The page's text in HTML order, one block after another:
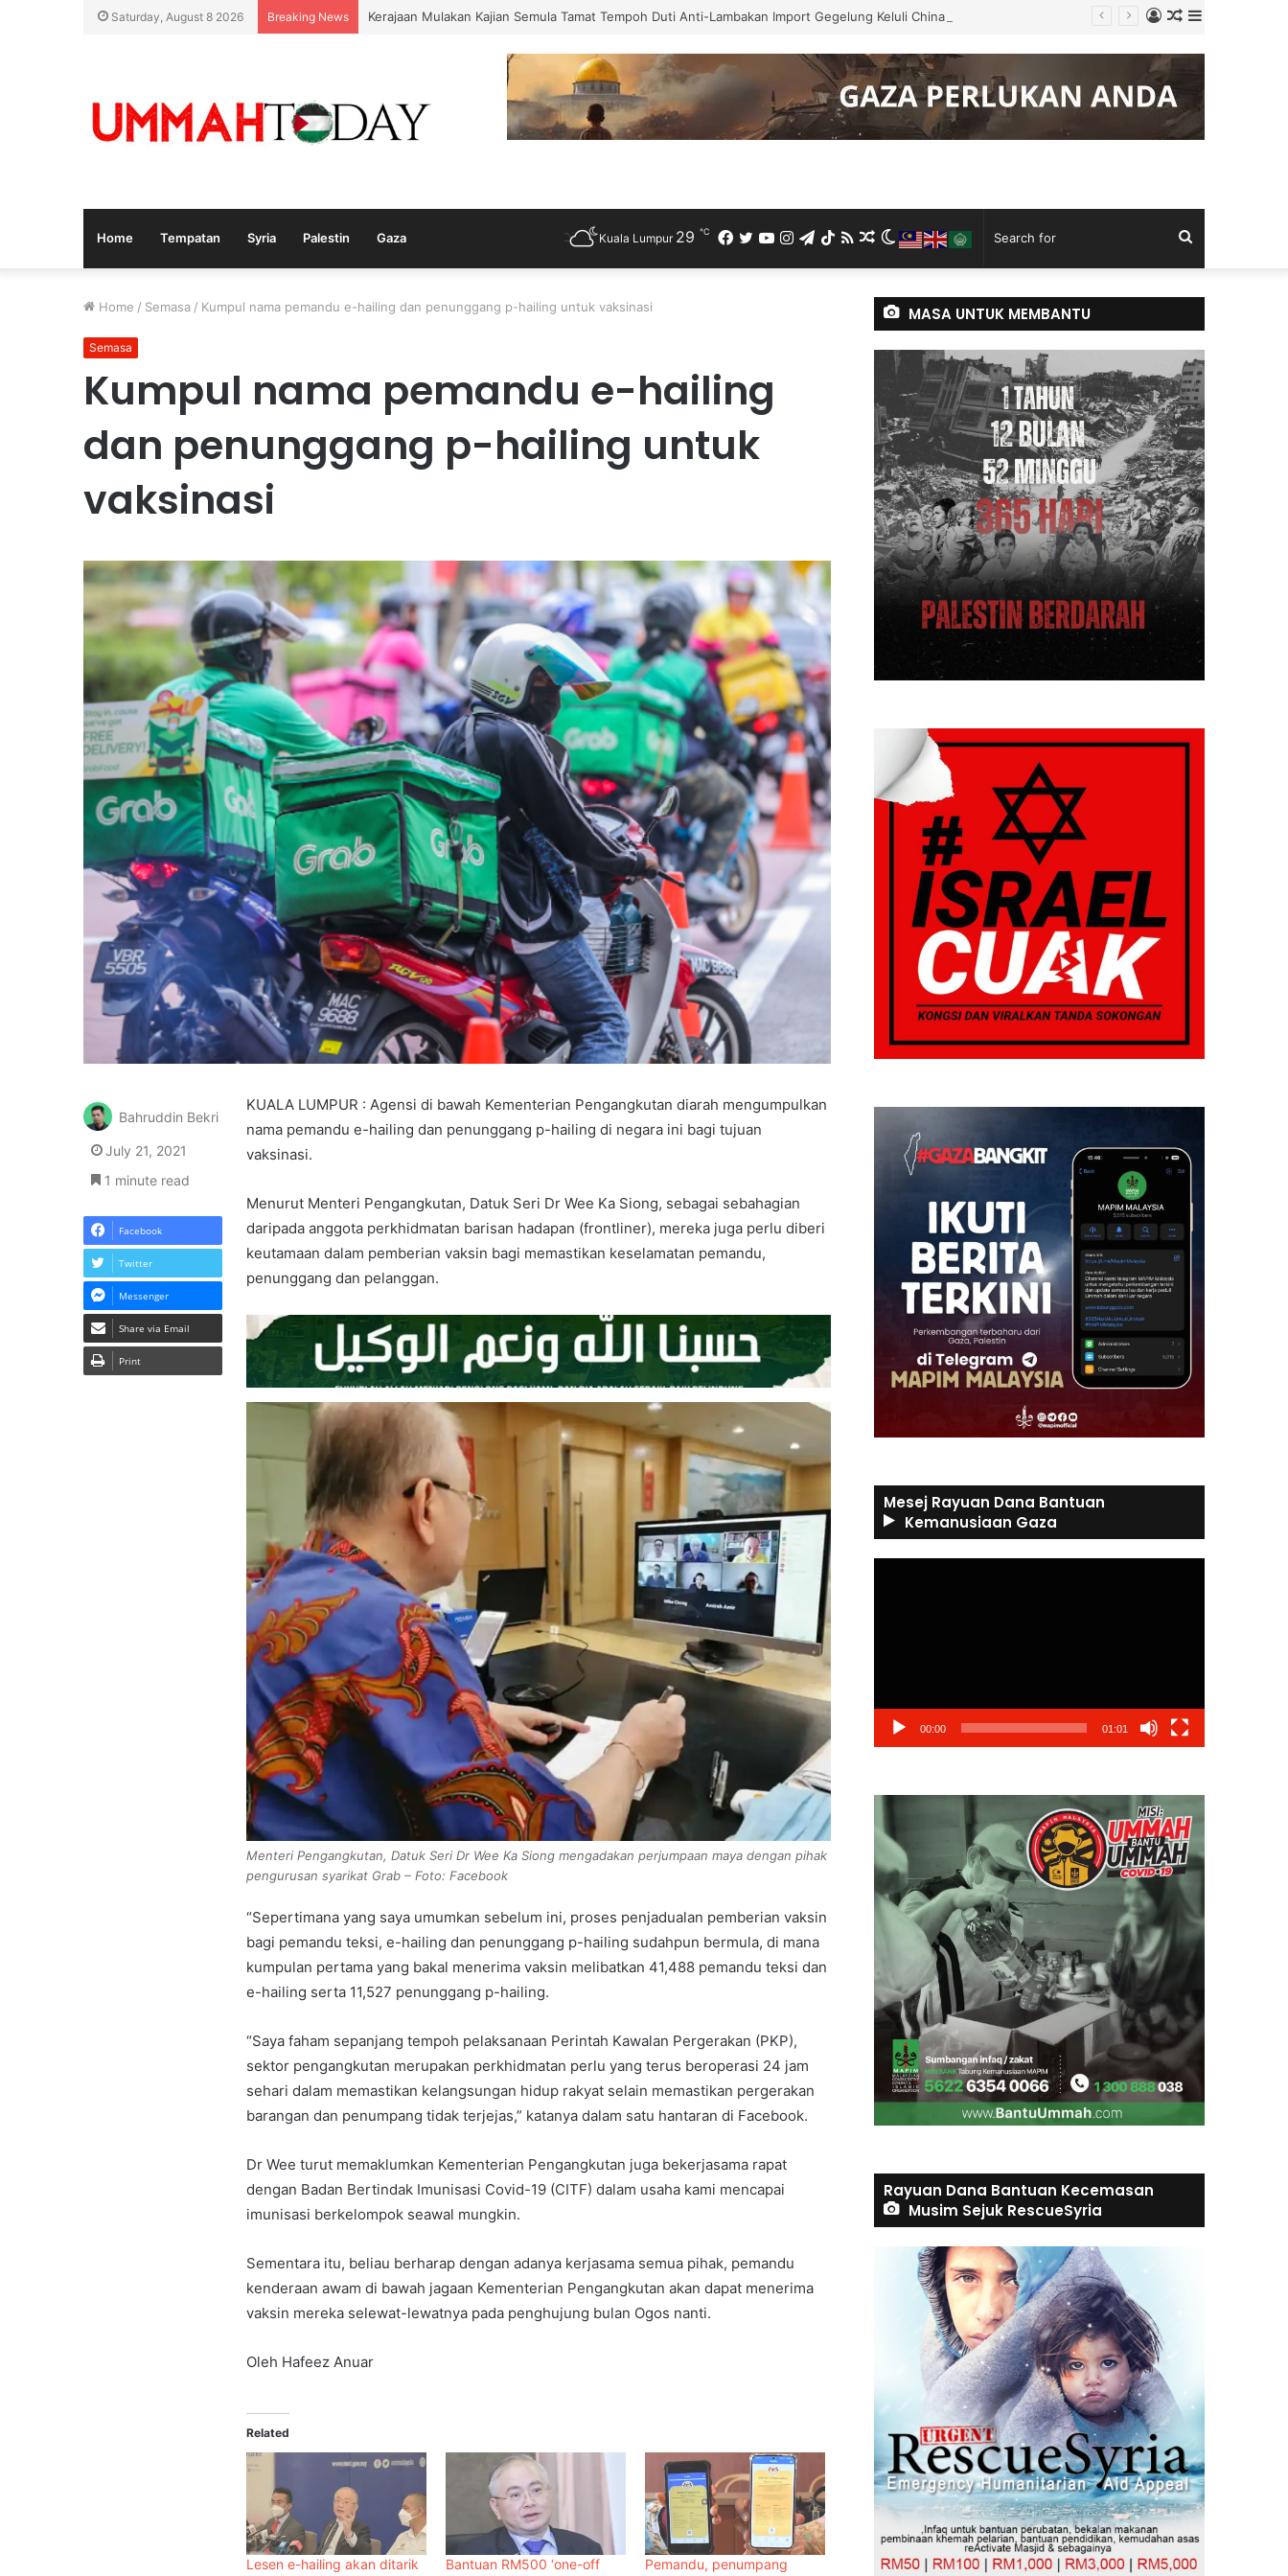
Saturday, August 8 2026 Breaking News Kerajaan Mulakan Kajian Semula Tamat Tempoh Duti Anti-Lambakan Import Gegelung Keluli China, Vietnam
Random
Article
Log
In
Home Tempatan Syria Palestin Gaza
for
Switch
skin
Random
Article
RSS
TikTok
Telegram
Instagram
YouTube
Twitter
Facebook
Kuala Lumpur 29 ℃
Home / Semasa / Kumpul nama pemandu e-hailing dan penunggang p-hailing untuk vaksinasi
Semasa
Kumpul nama pemandu e-hailing
dan penunggang p-hailing untuk
vaksinasi
KUALA LUMPUR : Agensi di bawah Kementerian Pengangkutan diarah mengumpulkan
nama pemandu e-hailing dan penunggang p-hailing di negara ini bagi tujuan
vaksinasi.
Menurut Menteri Pengangkutan, Datuk Seri Dr Wee Ka Siong, sebagai sebahagian
daripada anggota perkhidmatan barisan hadapan (frontliner), mereka juga perlu diberi
keutamaan dalam pemberian vaksin bagi memastikan keselamatan pemandu,
penunggang dan pelanggan.
Menteri Pengangkutan, Datuk Seri Dr Wee Ka Siong mengadakan perjumpaan maya dengan pihak
pengurusan syarikat Grab – Foto: Facebook
“Sepertimana yang saya umumkan sebelum ini, proses penjadualan pemberian vaksin
bagi pemandu teksi, e-hailing dan penunggang p-hailing sudahpun bermula, di mana
kumpulan pertama yang bakal menerima vaksin melibatkan 41,488 pemandu teksi dan
e-hailing serta 11,527 penunggang p-hailing.
“Saya faham sepanjang tempoh pelaksanaan Perintah Kawalan Pergerakan (PKP),
sektor pengangkutan merupakan perkhidmatan perlu yang terus beroperasi 24 jam
sehari dalam memastikan kelangsungan hidup rakyat selain memastikan pergerakan
barangan dan penumpang tidak terjejas,” katanya dalam satu hantaran di Facebook.
Dr Wee turut memaklumkan Kementerian Pengangkutan juga bekerjasama rapat
dengan Badan Bertindak Imunisasi Covid-19 (CITF) dalam usaha kami mencapai
imunisasi berkelompok seawal mungkin.
Sementara itu, beliau berharap dengan adanya kerjasama semua pihak, pemandu
kenderaan awam di bawah jagaan Kementerian Pengangkutan akan dapat menerima
vaksin mereka selewat-lewatnya pada penghujung bulan Ogos nanti.
Oleh Hafeez Anuar
Related
Lesen e-hailing akan ditarik
Bantuan RM500 ‘one-off
Pemandu, penumpang
Bahruddin Bekri
July 21, 2021
1 minute read
Facebook
Twitter
Messenger
Share via Email
Print
MASA UNTUK MEMBANTU
Mesej Rayuan Dana Bantuan
Kemanusiaan Gaza
00:00 01:01
Rayuan Dana Bantuan Kecemasan
Musim Sejuk RescueSyria